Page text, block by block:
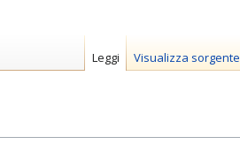
Leggi Visualizza sorgente